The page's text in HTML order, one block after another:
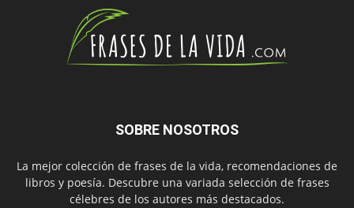
SOBRE NOSOTROS
La mejor colección de frases de la vida, recomendaciones de
libros y poesía. Descubre una variada selección de frases
célebres de los autores más destacados.